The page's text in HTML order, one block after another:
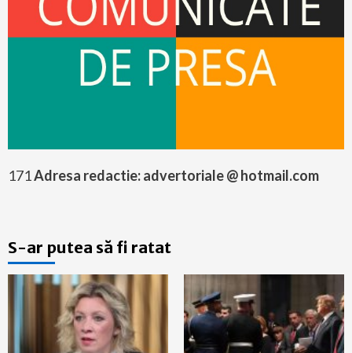
171Adresa redactie: advertoriale @ hotmail.com
S-ar putea să fi ratat